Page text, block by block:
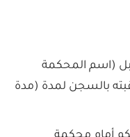
(اسم المحكمة
بالسجن لمدة (مدة